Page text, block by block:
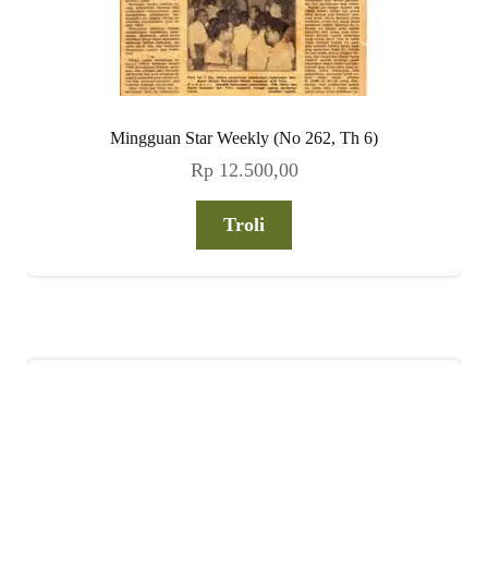
Mingguan Star Weekly (No 262, Th 6)
Rp12.500,00
Troli